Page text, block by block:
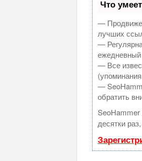
Что
—
лучших
—
ежедневный
— Все
—
обратить
SeoHammer
десятки